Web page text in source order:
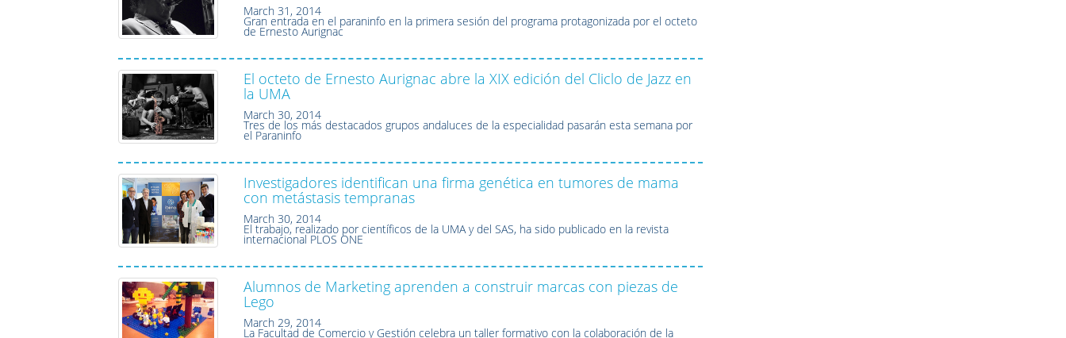
March 31, 2014
Gran entrada en el paraninfo en la primera sesión del programa protagonizada por el octeto
de Ernesto Aurignac
El octeto de Ernesto Aurignac abre la XIX edición del Cliclo de Jazz en
la UMA
March 30, 2014
Tres de los más destacados grupos andaluces de la especialidad pasarán esta semana por
el Paraninfo
Investigadores identifican una firma genética en tumores de mama
con metástasis tempranas
March 30, 2014
El trabajo, realizado por científicos de la UMA y del SAS, ha sido publicado en la revista
internacional PLOS ONE
Alumnos de Marketing aprenden a construir marcas con piezas de
Lego
March 29, 2014
La Facultad de Comercio y Gestión celebra un taller formativo con la colaboración de la